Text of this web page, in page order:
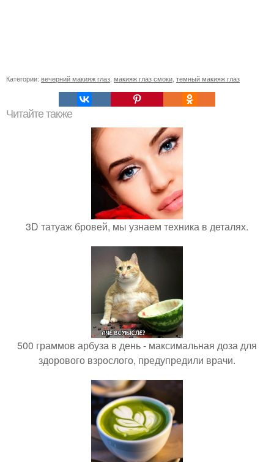
Категории: вечерний макияж глаз макияж глаз смоки темный макияж глаз
Читайте также
3D татуаж бровей, мы узнаем техника в деталях.
500 граммов арбуза в день - максимальная доза для
здорового взрослого, предупредили врачи.